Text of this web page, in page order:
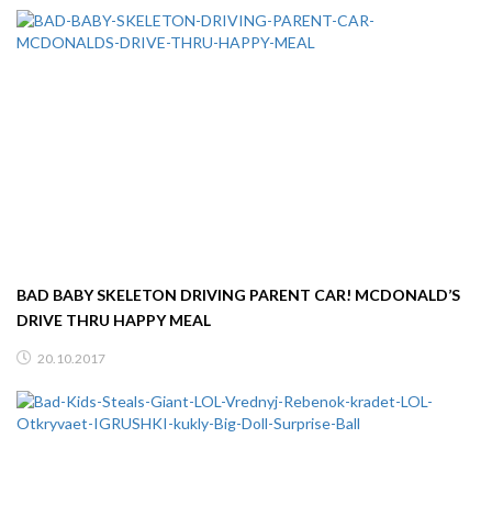
BAD BABY SKELETON DRIVING PARENT CAR! MCDONALD’S
DRIVE THRU HAPPY MEAL
20.10.2017